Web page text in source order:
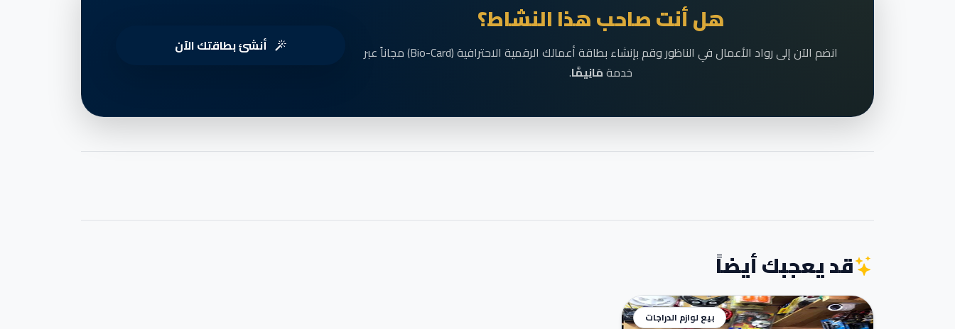
هل أنت صاحب هذا النشاط؟
انضم الآن إلى رواد الأعمال في الناظور وقم بإنشاء بطاقة أعمالك الرقمية الاحترافية (Bio-Card) مجاناً عبر
خدمةمَانِيمَّا.
أنشئ بطاقتك الآن
قد يعجبك أيضاً
بيع لوازم الدراجات